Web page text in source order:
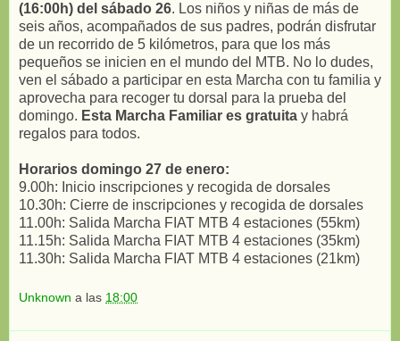
(16:00h) del sábado 26. Los niños y niñas de más de
seis años, acompañados de sus padres, podrán disfrutar
de un recorrido de 5 kilómetros, para que los más
pequeños se inicien en el mundo del MTB. No lo dudes,
ven el sábado a participar en esta Marcha con tu familia y
aprovecha para recoger tu dorsal para la prueba del
domingo. Esta Marcha Familiar es gratuita y habrá
regalos para todos.
Horarios domingo 27 de enero:
9.00h: Inicio inscripciones y recogida de dorsales
10.30h: Cierre de inscripciones y recogida de dorsales
11.00h: Salida Marcha FIAT MTB 4 estaciones (55km)
11.15h: Salida Marcha FIAT MTB 4 estaciones (35km)
11.30h: Salida Marcha FIAT MTB 4 estaciones (21km)
Unknown a las 18:00